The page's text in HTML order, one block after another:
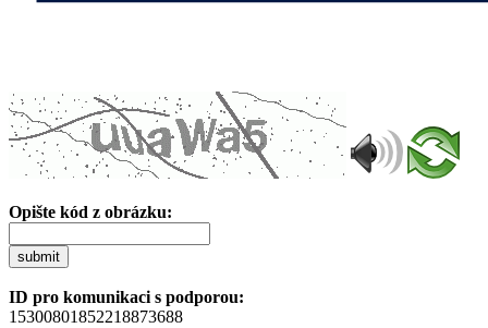
Opište kód z obrázku:
submit
ID pro komunikaci s podporou:
15300801852218873688